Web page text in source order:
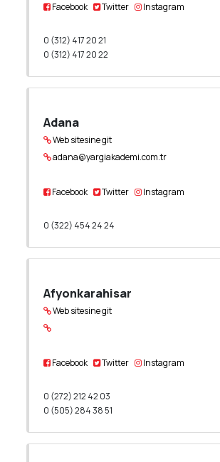
Facebook Twitter Instagram
0 (312) 417 20 21
0 (312) 417 20 22
Adana
Web sitesine git
adana@yargiakademi.com.tr
Facebook Twitter Instagram
0 (322) 454 24 24
Afyonkarahisar
Web sitesine git
Facebook Twitter Instagram
0 (272) 212 42 03
0 (505) 284 38 51